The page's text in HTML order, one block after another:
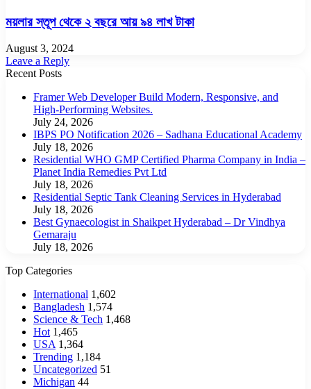
ময়লার স্তূপ থেকে ২ বছরে আয় ৯৪ লাখ টাকা
August 3, 2024
Leave a Reply
Recent Posts
Framer Web Developer Build Modern, Responsive, and
High-Performing Websites.
July 24, 2026
IBPS PO Notification 2026 – Sadhana Educational Academy
July 18, 2026
Residential WHO GMP Certified Pharma Company in India –
Planet India Remedies Pvt Ltd
July 18, 2026
Residential Septic Tank Cleaning Services in Hyderabad
July 18, 2026
Best Gynaecologist in Shaikpet Hyderabad – Dr Vindhya
Gemaraju
July 18, 2026
Top Categories
International 1,602
Bangladesh 1,574
Science & Tech 1,468
Hot 1,465
USA 1,364
Trending 1,184
Uncategorized 51
Michigan 44